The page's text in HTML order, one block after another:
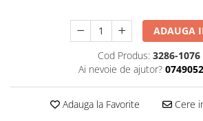
ADAUGA
Cod Produs: 3286-1076
Ai nevoie de ajutor?
Adauga la Favorite Cere